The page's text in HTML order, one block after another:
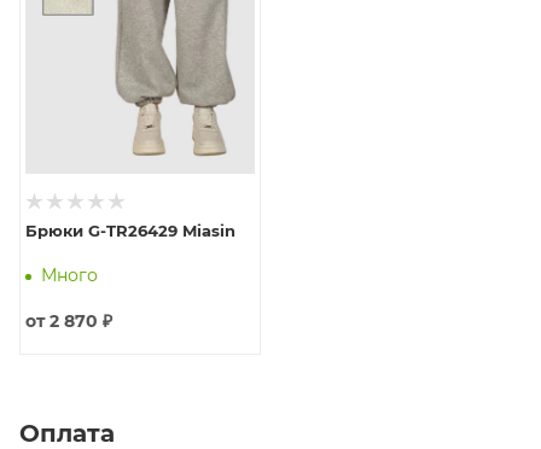
Брюки G-TR26429 Miasin
Много
от2 870 ₽
Оплата